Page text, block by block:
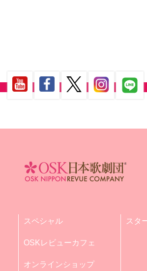
スペシャル
OSKレビューカフェ
オンラインショップ
スタ